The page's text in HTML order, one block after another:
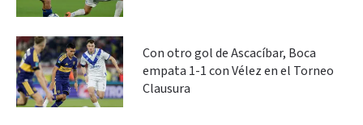
Con otro gol de Ascacíbar, Boca
empata 1-1 con Vélez en el Torneo
Clausura